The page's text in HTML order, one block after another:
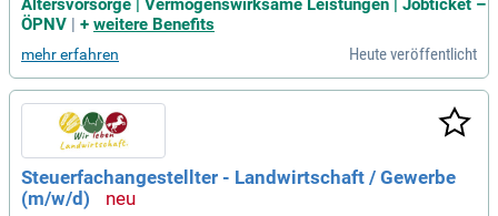
ung in der Sachversicherung, idealerweise im Bereich Landw
Altersvorsorge | Vermögenswirksame Leistungen | Jobticket –
ÖPNV
+ weitere Benefits
mehr erfahren Heute veröffentlicht
Steuerfachangestellter - Landwirtschaft / Gewerbe
(m/w/d)